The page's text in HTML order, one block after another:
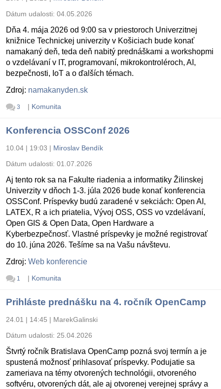
Dátum udalosti: 04.05.2026
Dňa 4. mája 2026 od 9:00 sa v priestoroch Univerzitnej
knižnice Technickej univerzity v Košiciach bude konať
namakaný deň, teda deň nabitý prednáškami a workshopmi
o vzdelávaní v IT, programovaní, mikrokontroléroch, AI,
bezpečnosti, IoT a o ďalších témach.
Zdroj: namakanyden.sk
3 | Komunita
Konferencia OSSConf 2026
10.04 | 19:03 | Miroslav Bendík
Dátum udalosti: 01.07.2026
Aj tento rok sa na Fakulte riadenia a informatiky Žilinskej
Univerzity v dňoch 1-3. júla 2026 bude konať konferencia
OSSConf. Príspevky budú zaradené v sekciách: Open AI,
LATEX, R a ich priatelia, Vývoj OSS, OSS vo vzdelávaní,
Open GIS & Open Data, Open Hardware a
Kyberbezpečnosť. Vlastné príspevky je možné registrovať
do 10. júna 2026. Tešíme sa na Vašu návštevu.
Zdroj: Web konferencie
1 | Komunita
Prihláste prednášku na 4. ročník OpenCamp
24.01 | 14:45 | MarekGalinski
Dátum udalosti: 25.04.2026
Štvrtý ročník Bratislava OpenCamp pozná svoj termín a je
spustená možnosť prihlasovať príspevky. Podujatie sa
zameriava na témy otvorených technológii, otvoreného
softvéru, otvorených dát, ale aj otvorenej verejnej správy a